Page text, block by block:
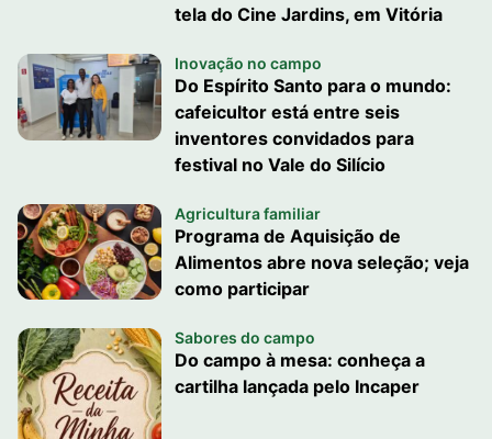
tela do Cine Jardins, em Vitória
Inovação no campo
Do Espírito Santo para o mundo:
cafeicultor está entre seis
inventores convidados para
festival no Vale do Silício
Agricultura familiar
Programa de Aquisição de
Alimentos abre nova seleção; veja
como participar
Sabores do campo
Do campo à mesa: conheça a
cartilha lançada pelo Incaper